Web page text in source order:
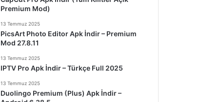
Premium Mod)
13 Temmuz 2025
PicsArt Photo Editor Apk İndir – Premium
Mod 27.8.11
13 Temmuz 2025
IPTV Pro Apk İndir – Türkçe Full 2025
13 Temmuz 2025
Duolingo Premium (Plus) Apk İndir –